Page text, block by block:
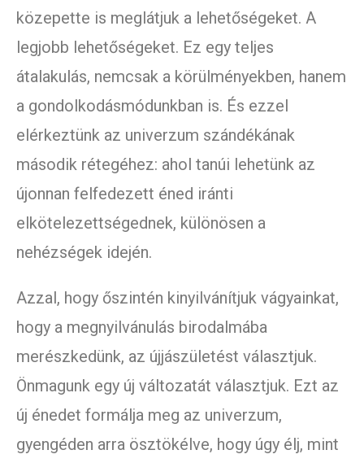
közepette is meglátjuk a lehetőségeket. A
legjobb lehetőségeket. Ez egy teljes
átalakulás, nemcsak a körülményekben, hanem
a gondolkodásmódunkban is. És ezzel
elérkeztünk az univerzum szándékának
második rétegéhez: ahol tanúi lehetünk az
újonnan felfedezett éned iránti
elkötelezettségednek, különösen a
nehézségek idején.
Azzal, hogy őszintén kinyilvánítjuk vágyainkat,
hogy a megnyilvánulás birodalmába
merészkedünk, az újjászületést választjuk.
Önmagunk egy új változatát választjuk. Ezt az
új énedet formálja meg az univerzum,
gyengéden arra ösztökélve, hogy úgy élj, mint